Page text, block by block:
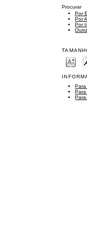
Procurar
Por
Por
Por
Para
Para
Para